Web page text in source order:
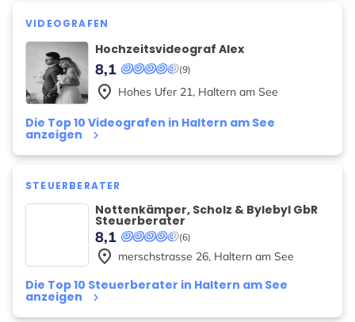
VIDEOGRAFEN
Hochzeitsvideograf Alex
(9)
8,1
Die Top 10 Videografen in Haltern am See
anzeigen keyboard_arrow_right
place Hohes Ufer 21, Haltern am See
STEUERBERATER
Nottenkämper, Scholz & Bylebyl GbR
Steuerberater
(6)
8,1
Die Top 10 Steuerberater in Haltern am See
anzeigen keyboard_arrow_right
place merschstrasse 26, Haltern am See